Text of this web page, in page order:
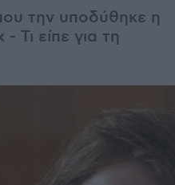
την υποδύθηκε η
Τι είπε για τη